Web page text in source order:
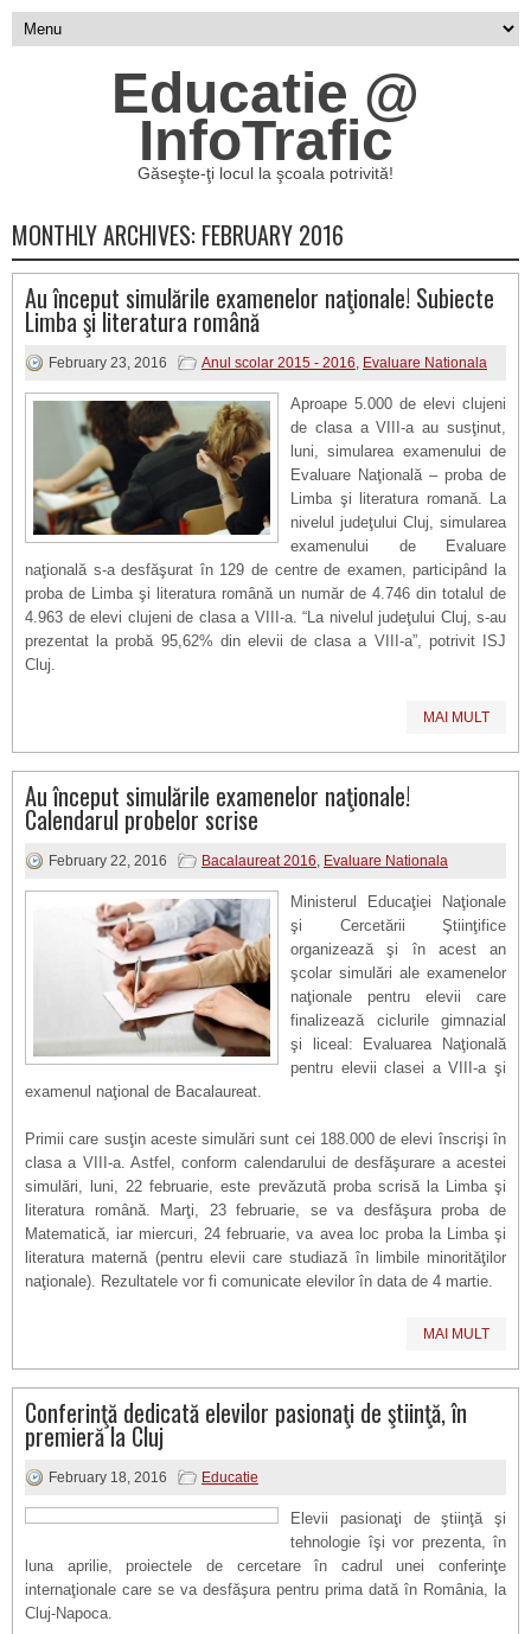
Educatie @
InfoTrafic
Găseşte-ţi locul la şcoala potrivită!
MONTHLY ARCHIVES: FEBRUARY 2016
Au început simulările examenelor naţionale! Subiecte
Limba şi literatura română
February 23, 2016 Anul scolar 2015 - 2016, Evaluare Nationala
Aproape 5.000 de elevi clujeni
de clasa a VIII-a au susţinut,
luni, simularea examenului de
Evaluare Naţională – proba de
Limba şi literatura romană. La
nivelul judeţului Cluj, simularea
examenului de Evaluare
naţională s-a desfăşurat în 129 de centre de examen, participând la
proba de Limba şi literatura română un număr de 4.746 din totalul de
4.963 de elevi clujeni de clasa a VIII-a. “La nivelul judeţului Cluj, s-au
prezentat la probă 95,62% din elevii de clasa a VIII-a”, potrivit ISJ
Cluj.
MAI MULT
Au început simulările examenelor naţionale!
Calendarul probelor scrise
February 22, 2016 Bacalaureat 2016, Evaluare Nationala
Ministerul Educaţiei Naţionale
şi Cercetării Ştiinţifice
organizează şi în acest an
şcolar simulări ale examenelor
naţionale pentru elevii care
finalizează ciclurile gimnazial
şi liceal: Evaluarea Naţională
pentru elevii clasei a VIII-a şi
examenul naţional de Bacalaureat.
Primii care susţin aceste simulări sunt cei 188.000 de elevi înscrişi în
clasa a VIII-a. Astfel, conform calendarului de desfăşurare a acestei
simulări, luni, 22 februarie, este prevăzută proba scrisă la Limba şi
literatura română. Marţi, 23 februarie, se va desfăşura proba de
Matematică, iar miercuri, 24 februarie, va avea loc proba la Limba şi
literatura maternă (pentru elevii care studiază în limbile minorităţilor
naţionale). Rezultatele vor fi comunicate elevilor în data de 4 martie.
MAI MULT
Conferinţă dedicată elevilor pasionaţi de ştiinţă, în
premieră la Cluj
February 18, 2016 Educatie
Elevii pasionaţi de ştiinţă şi
tehnologie îşi vor prezenta, în
luna aprilie, proiectele de cercetare în cadrul unei conferinţe
internaţionale care se va desfăşura pentru prima dată în România, la
Cluj-Napoca.